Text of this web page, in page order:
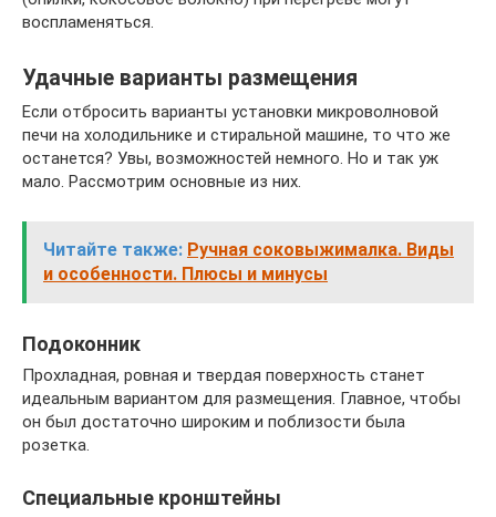
воспламеняться.
Удачные варианты размещения
Если отбросить варианты установки микроволновой
печи на холодильнике и стиральной машине, то что же
останется? Увы, возможностей немного. Но и так уж
мало. Рассмотрим основные из них.
Читайте также: Ручная соковыжималка. Виды
и особенности. Плюсы и минусы
Подоконник
Прохладная, ровная и твердая поверхность станет
идеальным вариантом для размещения. Главное, чтобы
он был достаточно широким и поблизости была
розетка.
Специальные кронштейны